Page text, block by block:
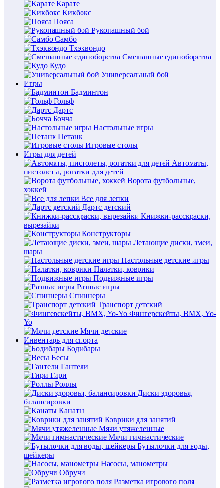
Карате
Кикбокс
Пояса
Рукопашный бой
Самбо
Тхэквондо
Смешанные единоборства
Кудо
Универсальный бой
Игры
Бадминтон
Гольф
Дартс
Бочча
Настольные игры
Петанк
Игровые столы
Игры для детей
Автоматы,
пистолеты, рогатки для детей
Ворота футбольные,
хоккей
Все для лепки
Дартс детский
Книжки-расскраски,
вырезайки
Конструкторы
Летающие диски, змеи,
шары
Настольные детские игры
Палатки, коврики
Подвижные игры
Разные игры
Спиннеры
Транспорт детский
Фингерскейты, BMX, Yo-
Yo
Мячи детские
Инвентарь для спорта
Бодибары
Весы
Гантели
Гири
Роллы
Диски здоровья,
балансировки
Канаты
Коврики для занятий
Мячи утяжеленные
Мячи гимнастические
Бутылочки для воды,
шейкеры
Насосы, манометры
Обручи
Разметка игрового поля